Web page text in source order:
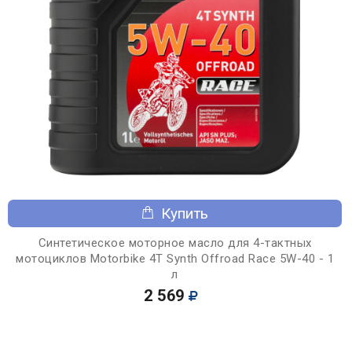
Купить
Синтетическое моторное масло для 4-тактных
мотоциклов Motorbike 4T Synth Offroad Race 5W-40 - 1
л
2 569